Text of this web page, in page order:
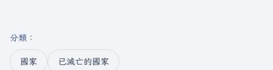
分類 ：​
國家
已滅亡的國家